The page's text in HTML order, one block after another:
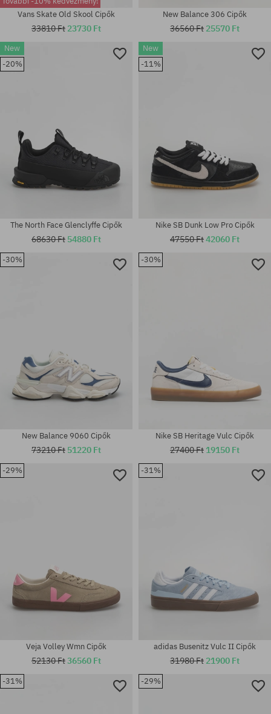
37 1/3; 38; 38 2/3; 39 1/3; 40;
40 2/3; 44; 44 2/3; 46; 46 2/3;
47 1/3
Elérhető méretek:
40.5; 44
Elérhető méretek:
Vans Skate Old Skool Cipők
33810 Ft 23730 Ft
New Balance 306 Cipők
36560 Ft 25570 Ft
New
-20%
Elérhető méretek:
37 1/3; 38; 38 2/3; 39 1/3; 40;
40 2/3; 42 2/3; 43 1/3; 44; 44
The North Face Glenclyffe Cipők
68630 Ft 54880 Ft
New
-11%
Elérhető méretek:
Nike SB Dunk Low Pro Cipők
47550 Ft42060 Ft
-30%
New Balance 9060 Cipők
73210 Ft 51220 Ft
-30%
Elérhető méretek:
Nike SB Heritage Vulc Cipők
27400 Ft 19150 Ft
-29%
Veja Volley Wmn Cipők
52130 Ft36560 Ft
-31%
adidas Busenitz Vulc II Cipők
31980 Ft 21900 Ft
-31% -29%